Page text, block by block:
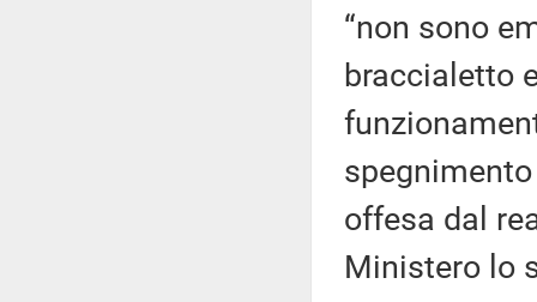
“non sono
braccialetto
offesa dal
Ministero lo